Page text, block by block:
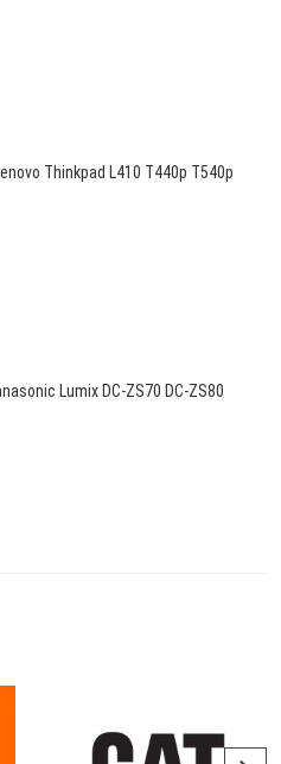
Thinkpad L410 T440p T540p
Lumix DC-ZS70 DC-ZS80